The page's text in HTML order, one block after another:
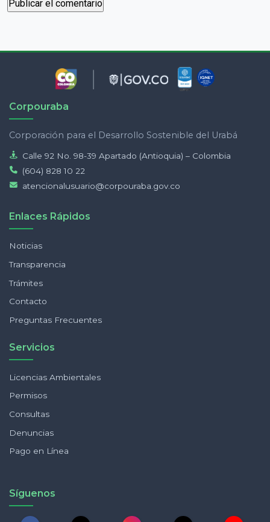
Corpouraba
Corporación para el Desarrollo Sostenible del Urabá
Calle 92 No. 98-39 Apartado (Antioquia) – Colombia
(604) 828 10 22
atencionalusuario@corpouraba.gov.co
Enlaces Rápidos
Noticias
Transparencia
Trámites
Contacto
Preguntas Frecuentes
Servicios
Licencias Ambientales
Permisos
Consultas
Denuncias
Pago en Línea
Síguenos